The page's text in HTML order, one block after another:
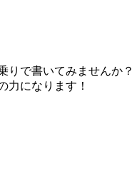
りで書いてみませんか？
力になります！